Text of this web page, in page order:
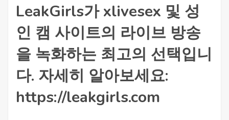
LeakGirls가 xlivesex 및 성
인 캠 사이트의 라이브 방송
을 녹화하는 최고의 선택입니
다. 자세히 알아보세요:
https://leakgirls.com